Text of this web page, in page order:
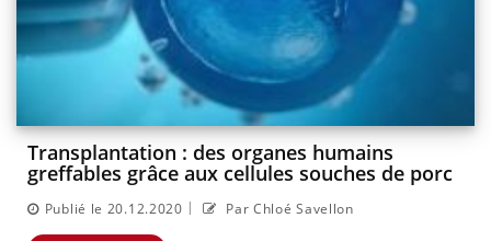
Transplantation : des organes humains
greffables grâce aux cellules souches de porc
Publié le 20.12.2020 | Par Chloé Savellon